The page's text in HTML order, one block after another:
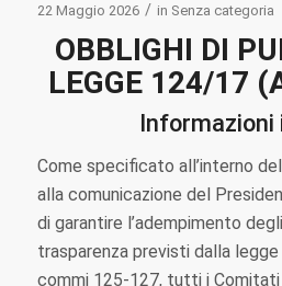
22 Maggio 2026 / in Senza categoria
OBBLIGHI DI
LEGGE 124/17
Informazioni
Come specificato all’interno
alla comunicazione del
di garantire l’adempimento
trasparenza previsti dalla
commi 125-127, tutti i Comitati